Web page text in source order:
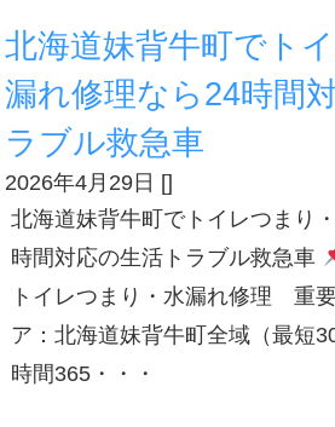
北海道妹背牛町でト
漏れ修理なら24時間
ラブル救急車
2026年4月29日 []
北海道妹背牛町でトイレつまり
時間対応の生活トラブル救急車
トイレつまり・水漏れ修理 重
ア：北海道妹背牛町全域（最短
時間365・・・